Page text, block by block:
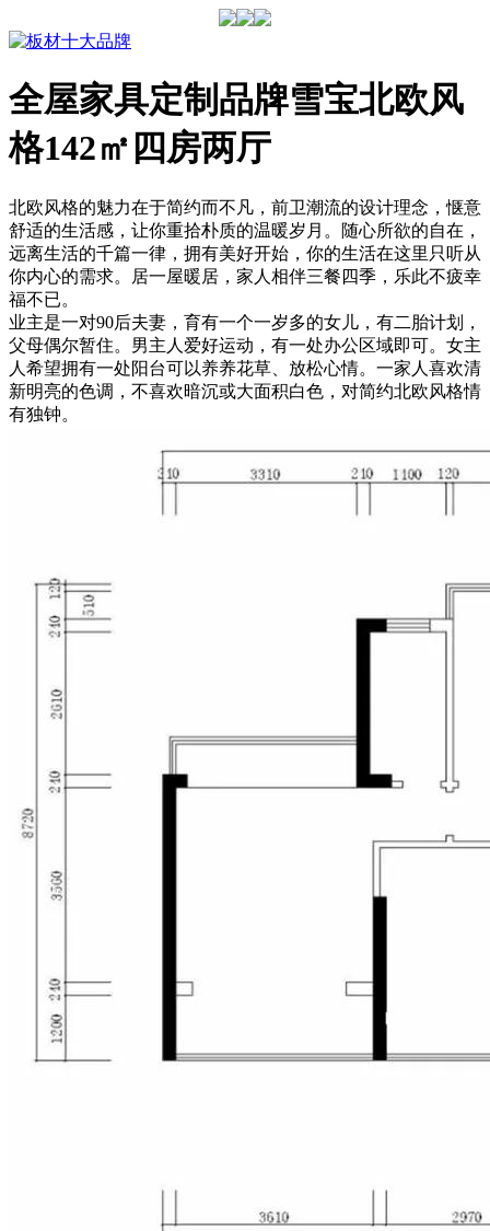
全屋家具定制品牌雪宝北欧风
格142㎡四房两厅
北欧风格的魅力在于简约而不凡，前卫潮流的设计理念，惬意
舒适的生活感，让你重拾朴质的温暖岁月。随心所欲的自在，
远离生活的千篇一律，拥有美好开始，你的生活在这里只听从
你内心的需求。居一屋暖居，家人相伴三餐四季，乐此不疲幸
福不已。
业主是一对90后夫妻，育有一个一岁多的女儿，有二胎计划，
父母偶尔暂住。男主人爱好运动，有一处办公区域即可。女主
人希望拥有一处阳台可以养养花草、放松心情。一家人喜欢清
新明亮的色调，不喜欢暗沉或大面积白色，对简约北欧风格情
有独钟。